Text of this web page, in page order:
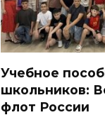
Учебное
школьников:
флот России